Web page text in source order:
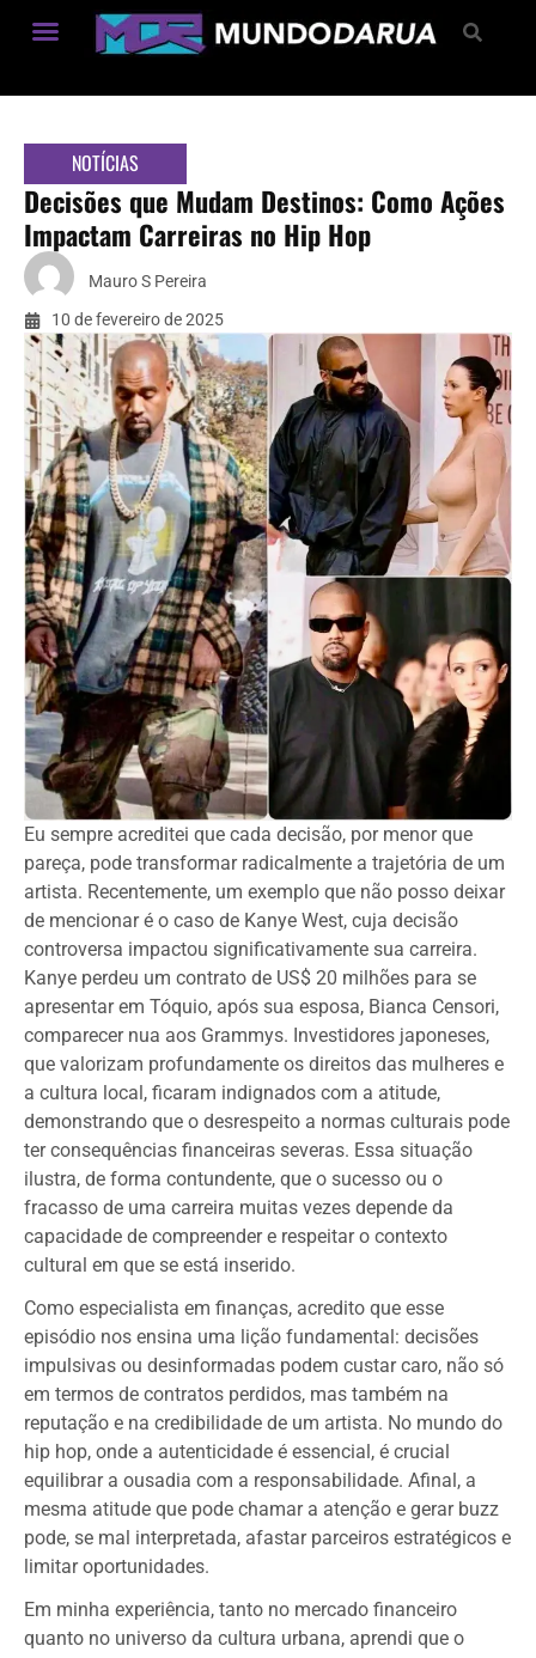
NOTÍCIAS
Decisões que Mudam Destinos: Como Ações
Impactam Carreiras no Hip Hop
Mauro S Pereira
10 de fevereiro de 2025
Eu sempre acreditei que cada decisão, por menor que
pareça, pode transformar radicalmente a trajetória de um
artista. Recentemente, um exemplo que não posso deixar
de mencionar é o caso de Kanye West, cuja decisão
controversa impactou significativamente sua carreira.
Kanye perdeu um contrato de US$ 20 milhões para se
apresentar em Tóquio, após sua esposa, Bianca Censori,
comparecer nua aos Grammys. Investidores japoneses,
que valorizam profundamente os direitos das mulheres e
a cultura local, ficaram indignados com a atitude,
demonstrando que o desrespeito a normas culturais pode
ter consequências financeiras severas. Essa situação
ilustra, de forma contundente, que o sucesso ou o
fracasso de uma carreira muitas vezes depende da
capacidade de compreender e respeitar o contexto
cultural em que se está inserido.
Como especialista em finanças, acredito que esse
episódio nos ensina uma lição fundamental: decisões
impulsivas ou desinformadas podem custar caro, não só
em termos de contratos perdidos, mas também na
reputação e na credibilidade de um artista. No mundo do
hip hop, onde a autenticidade é essencial, é crucial
equilibrar a ousadia com a responsabilidade. Afinal, a
mesma atitude que pode chamar a atenção e gerar buzz
pode, se mal interpretada, afastar parceiros estratégicos e
limitar oportunidades.
Em minha experiência, tanto no mercado financeiro
quanto no universo da cultura urbana, aprendi que o